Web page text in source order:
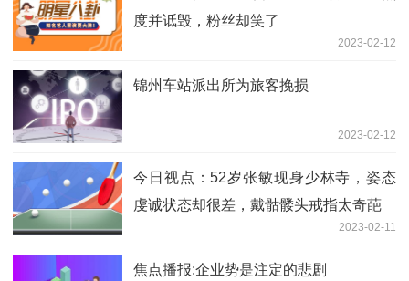
度并诋毁，粉丝却笑了
2023-02-12
锦州车站派出所为旅客挽损
2023-02-12
今日视点：52岁张敏现身少林寺，姿态
虔诚状态却很差，戴骷髅头戒指太奇葩
2023-02-11
焦点播报:企业势是注定的悲剧